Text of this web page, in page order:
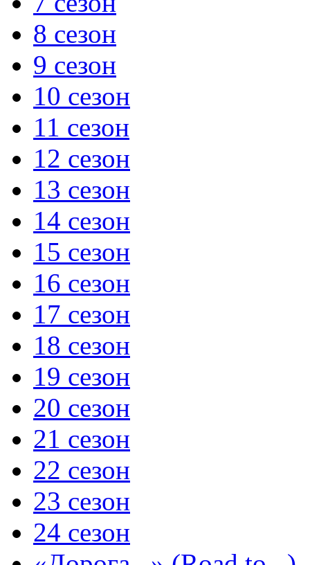
8 сезон
9 сезон
10 сезон
11 сезон
12 сезон
13 сезон
14 сезон
15 сезон
16 сезон
17 сезон
18 сезон
19 сезон
20 сезон
21 сезон
22 сезон
23 сезон
24 сезон